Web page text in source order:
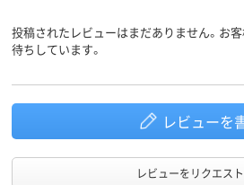
投稿されたレビューはまだありません。お
待ちしています。
レビューを
レビューをリクエス